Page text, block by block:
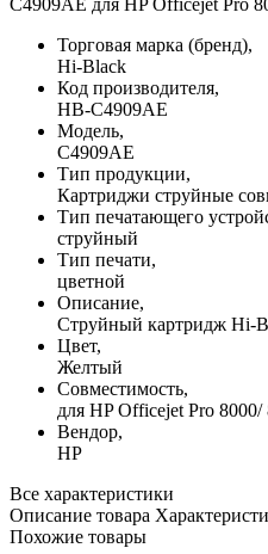
Торговая марка (бренд),
Hi-Black
Код производителя,
HB-C4909AE
Модель,
C4909AE
Тип продукции,
Картриджи струйные
Тип печатающего
струйный
Тип печати,
цветной
Описание,
Струйный картридж Hi-
Цвет,
Желтый
Совместимость,
для HP Officejet Pro 8000/
Вендор,
HP
Все характеристики
Описание товара
Похожие товары